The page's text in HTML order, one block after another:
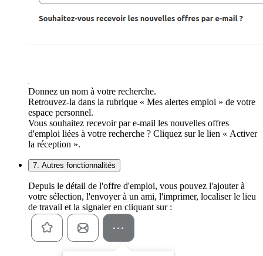
Donnez un nom à votre recherche.
Retrouvez-la dans la rubrique « Mes alertes emploi » de votre
espace personnel.
Vous souhaitez recevoir par e-mail les nouvelles offres
d'emploi liées à votre recherche ? Cliquez sur le lien « Activer
la réception ».
7. Autres fonctionnalités
Depuis le détail de l'offre d'emploi, vous pouvez l'ajouter à
votre sélection, l'envoyer à un ami, l'imprimer, localiser le lieu
de travail et la signaler en cliquant sur :